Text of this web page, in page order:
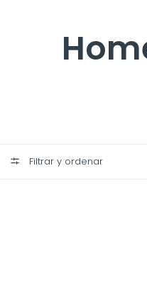
Filtrar y ordenar